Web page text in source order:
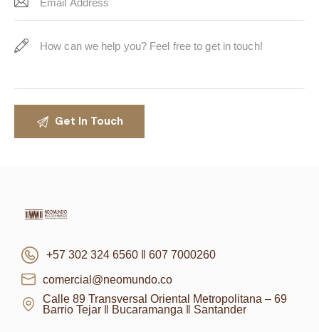
+57 302 324 6560 ‖ 607 7000260
comercial@neomundo.co
Calle 89 Transversal Oriental Metropolitana – 69
Barrio Tejar ‖ Bucaramanga ‖ Santander